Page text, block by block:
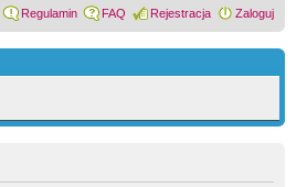
Regulamin FAQ Rejestracja Zaloguj